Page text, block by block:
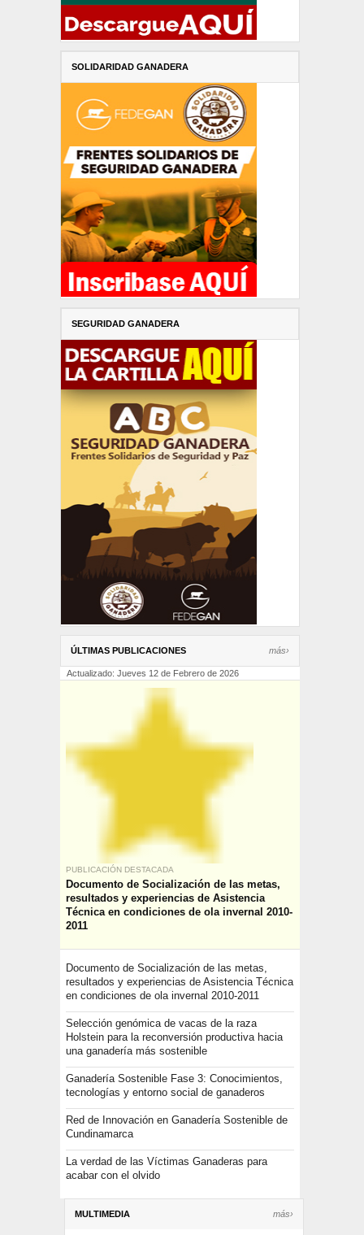
SOLIDARIDAD GANADERA
SEGURIDAD GANADERA
ÚLTIMAS PUBLICACIONES más›
Actualizado: Jueves 12 de Febrero de 2026
PUBLICACIÓN DESTACADA
Documento de Socialización de las metas,
resultados y experiencias de Asistencia
Técnica en condiciones de ola invernal 2010-
2011
Documento de Socialización de las metas,
resultados y experiencias de Asistencia Técnica
en condiciones de ola invernal 2010-2011
Selección genómica de vacas de la raza
Holstein para la reconversión productiva hacia
una ganadería más sostenible
Ganadería Sostenible Fase 3: Conocimientos,
tecnologías y entorno social de ganaderos
Red de Innovación en Ganadería Sostenible de
Cundinamarca
La verdad de las Víctimas Ganaderas para
acabar con el olvido
MULTIMEDIA más›